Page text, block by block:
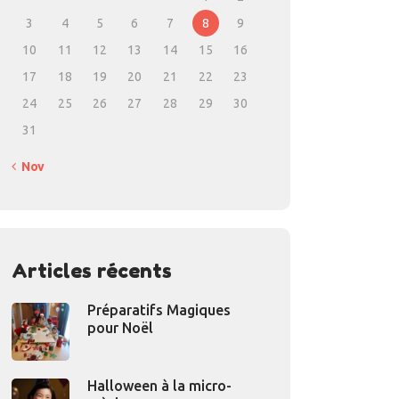
3
4 5 6 7 8
9
10
11 12 13 14 15
16
17
18 19 20 21 22
23
24
25 26 27 28 29
30
31
« Nov
Articles récents
Préparatifs Magiques
pour Noël
Halloween à la micro-